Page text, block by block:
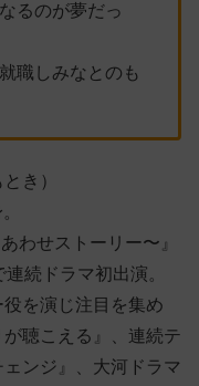
るのが夢だっ
職しみなとのも
き）
わせストーリー〜』
続ドラマ初出演。
役を演じ注目を集め
聴こえる』、連続テ
ンジ』、大河ドラマ